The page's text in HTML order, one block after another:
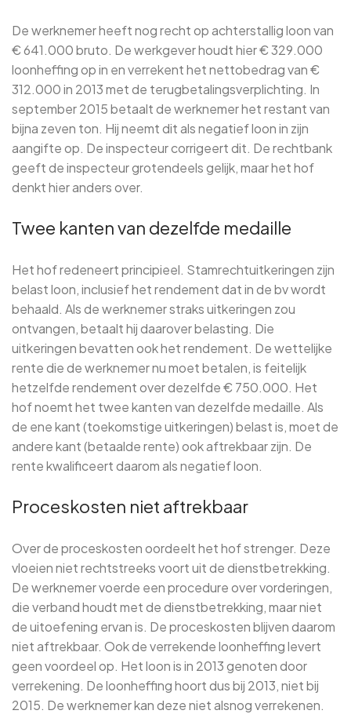
De werknemer heeft nog recht op achterstallig loon van
€ 641.000 bruto. De werkgever houdt hier € 329.000
loonheffing op in en verrekent het nettobedrag van €
312.000 in 2013 met de terugbetalingsverplichting. In
september 2015 betaalt de werknemer het restant van
bijna zeven ton. Hij neemt dit als negatief loon in zijn
aangifte op. De inspecteur corrigeert dit. De rechtbank
geeft de inspecteur grotendeels gelijk, maar het hof
denkt hier anders over.
Twee kanten van dezelfde medaille
Het hof redeneert principieel. Stamrechtuitkeringen zijn
belast loon, inclusief het rendement dat in de bv wordt
behaald. Als de werknemer straks uitkeringen zou
ontvangen, betaalt hij daarover belasting. Die
uitkeringen bevatten ook het rendement. De wettelijke
rente die de werknemer nu moet betalen, is feitelijk
hetzelfde rendement over dezelfde € 750.000. Het
hof noemt het twee kanten van dezelfde medaille. Als
de ene kant (toekomstige uitkeringen) belast is, moet de
andere kant (betaalde rente) ook aftrekbaar zijn. De
rente kwalificeert daarom als negatief loon.
Proceskosten niet aftrekbaar
Over de proceskosten oordeelt het hof strenger. Deze
vloeien niet rechtstreeks voort uit de dienstbetrekking.
De werknemer voerde een procedure over vorderingen,
die verband houdt met de dienstbetrekking, maar niet
de uitoefening ervan is. De proceskosten blijven daarom
niet aftrekbaar. Ook de verrekende loonheffing levert
geen voordeel op. Het loon is in 2013 genoten door
verrekening. De loonheffing hoort dus bij 2013, niet bij
2015. De werknemer kan deze niet alsnog verrekenen.